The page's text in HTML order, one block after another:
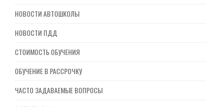
НОВОСТИ АВТОШКОЛЫ
НОВОСТИ ПДД
СТОИМОСТЬ ОБУЧЕНИЯ
ОБУЧЕНИЕ В РАССРОЧКУ
ЧАСТО ЗАДАВАЕМЫЕ ВОПРОСЫ